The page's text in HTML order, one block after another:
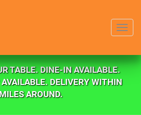
TABLE. DINE-IN AVAILABLE.
DELIVERY WITHIN
AROUND.
Menu